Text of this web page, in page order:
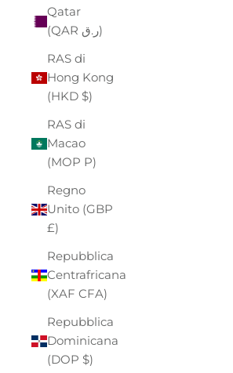
Qatar
(QAR ر.ق)
RAS di
Hong Kong
(HKD $)
RAS di
Macao
(MOP P)
Regno
Unito (GBP
£)
Repubblica
Centrafricana
(XAF CFA)
Repubblica
Dominicana
(DOP $)